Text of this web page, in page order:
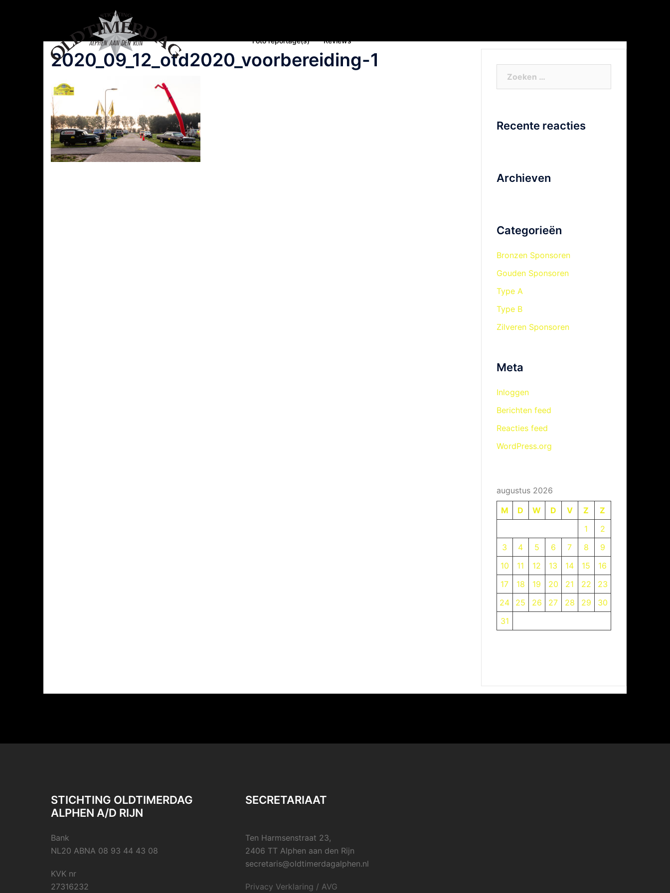
Foto reportage(s)
Reviews
2020_09_12_otd2020_voorbereiding-1
Recente reacties
Archieven
Categorieën
Bronzen Sponsoren
Gouden Sponsoren
Type A
Type B
Zilveren Sponsoren
Meta
Inloggen
Berichten feed
Reacties feed
WordPress.org
augustus 2026
M
D W D V Z
Z
1
2
3
4 5 6 7 8
9
10
11 12 13 14 15
16
17
18 19 20 21 22
23
24
25 26 27 28 29
30
31
STICHTING OLDTIMERDAG
ALPHEN A/D RIJN
Bank
NL20 ABNA 08 93 44 43 08
KVK nr
27316232
SECRETARIAAT
Ten Harmsenstraat 23,
2406 TT Alphen aan den Rijn
secretaris@oldtimerdagalphen.nl
Privacy Verklaring / AVG